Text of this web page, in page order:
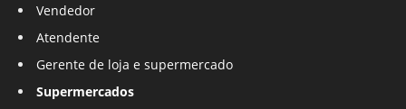
Vendedor
Atendente
Gerente de loja e supermercado
Supermercados